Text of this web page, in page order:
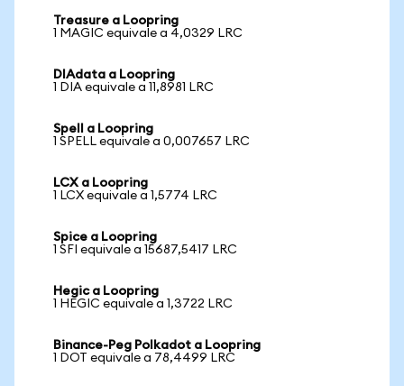
Treasure a Loopring
1 MAGIC equivale a 4,0329 LRC
DIAdata a Loopring
1 DIA equivale a 11,8981 LRC
Spell a Loopring
1 SPELL equivale a 0,007657 LRC
LCX a Loopring
1 LCX equivale a 1,5774 LRC
Spice a Loopring
1 SFI equivale a 15687,5417 LRC
Hegic a Loopring
1 HEGIC equivale a 1,3722 LRC
Binance-Peg Polkadot a Loopring
1 DOT equivale a 78,4499 LRC